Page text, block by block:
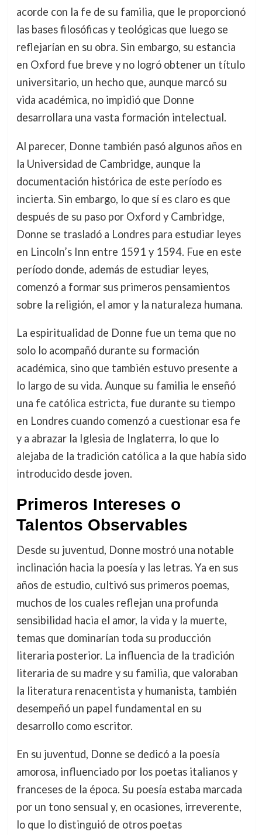
acorde con la fe de su familia, que le proporcionó
las bases filosóficas y teológicas que luego se
reflejarían en su obra. Sin embargo, su estancia
en Oxford fue breve y no logró obtener un título
universitario, un hecho que, aunque marcó su
vida académica, no impidió que Donne
desarrollara una vasta formación intelectual.
Al parecer, Donne también pasó algunos años en
la Universidad de Cambridge, aunque la
documentación histórica de este período es
incierta. Sin embargo, lo que sí es claro es que
después de su paso por Oxford y Cambridge,
Donne se trasladó a Londres para estudiar leyes
en Lincoln’s Inn entre 1591 y 1594. Fue en este
período donde, además de estudiar leyes,
comenzó a formar sus primeros pensamientos
sobre la religión, el amor y la naturaleza humana.
La espiritualidad de Donne fue un tema que no
solo lo acompañó durante su formación
académica, sino que también estuvo presente a
lo largo de su vida. Aunque su familia le enseñó
una fe católica estricta, fue durante su tiempo
en Londres cuando comenzó a cuestionar esa fe
y a abrazar la Iglesia de Inglaterra, lo que lo
alejaba de la tradición católica a la que había sido
introducido desde joven.
Primeros Intereses o
Talentos Observables
Desde su juventud, Donne mostró una notable
inclinación hacia la poesía y las letras. Ya en sus
años de estudio, cultivó sus primeros poemas,
muchos de los cuales reflejan una profunda
sensibilidad hacia el amor, la vida y la muerte,
temas que dominarían toda su producción
literaria posterior. La influencia de la tradición
literaria de su madre y su familia, que valoraban
la literatura renacentista y humanista, también
desempeñó un papel fundamental en su
desarrollo como escritor.
En su juventud, Donne se dedicó a la poesía
amorosa, influenciado por los poetas italianos y
franceses de la época. Su poesía estaba marcada
por un tono sensual y, en ocasiones, irreverente,
lo que lo distinguió de otros poetas